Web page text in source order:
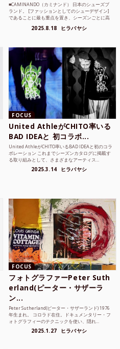
■CAMINANDO（カミナンド） 日本のシューズブ
ランド。 [ファッションとしてのシューデザイン]
であることに最も重点を置き、シーズンごとに高
2025.8.18 ヒラバヤシ
FOCUS
United AthleがCHITO率いる
BAD IDEAと 初コラボ...
United AthleがCHITO率いるBAD IDEAと初のコラ
ボレーション これまでシーズンカタログに掲載す
る取り組みとして、さまざまなアーティス...
2025.3.14 ヒラバヤシ
FOCUS
フォトグラファーPeter Suth
erland(ピーター・サザーラ
ン...
Peter Sutherland(ピーター・サザーランド) 1976
年生まれ。 コロラド在住。ドキュメンタリー・フ
ォトグラフィーのテクニックを使い、隠れ...
2025.1.27 ヒラバヤシ